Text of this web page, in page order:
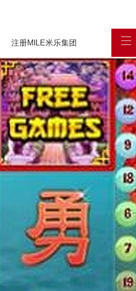
注册MILE米乐集团